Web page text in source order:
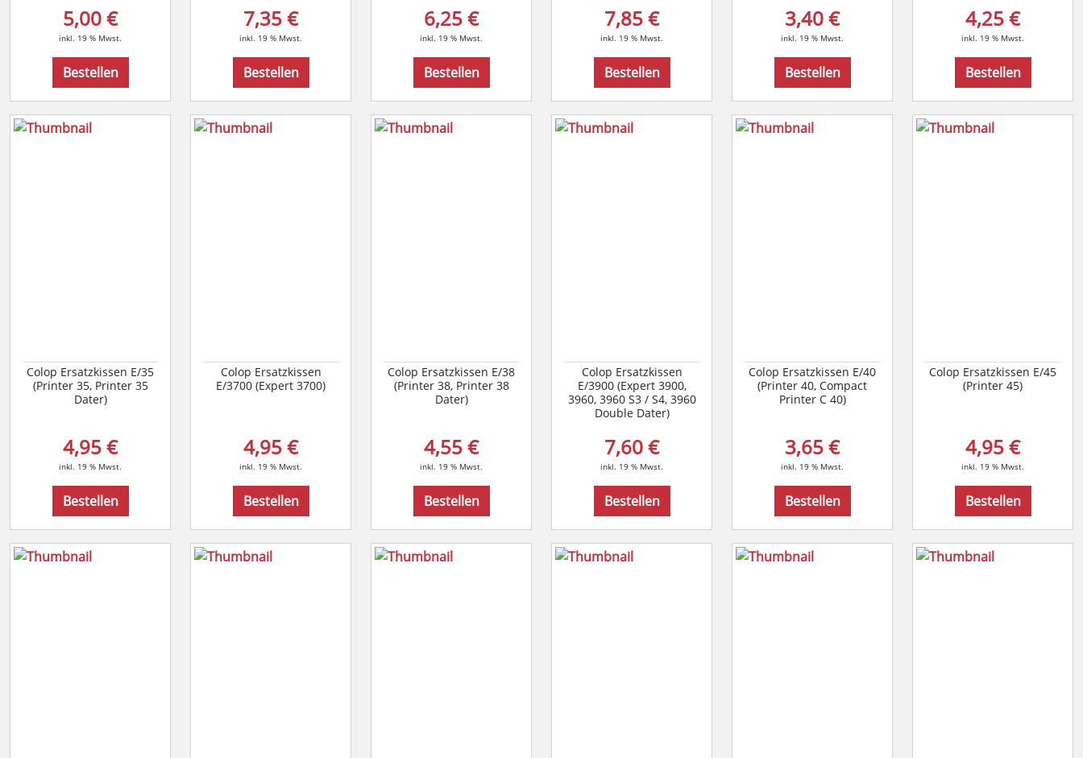
5,00 €
inkl. 19 % Mwst.
Bestellen
7,35 €
inkl. 19 % Mwst.
Bestellen
6,25 €
inkl. 19 % Mwst.
Bestellen
7,85 €
inkl. 19 % Mwst.
Bestellen
3,40 €
inkl. 19 % Mwst.
Bestellen
4,25 €
inkl. 19 % Mwst.
Bestellen
Colop Ersatzkissen E/35
(Printer 35, Printer 35
Dater)
4,95 €
inkl. 19 % Mwst.
Bestellen
Colop Ersatzkissen
E/3700 (Expert 3700)
4,95 €
inkl. 19 % Mwst.
Bestellen
Colop Ersatzkissen E/38
(Printer 38, Printer 38
Dater)
4,55 €
inkl. 19 % Mwst.
Bestellen
Colop Ersatzkissen
E/3900 (Expert 3900,
3960, 3960 S3 / S4, 3960
Double Dater)
7,60 €
inkl. 19 % Mwst.
Bestellen
Colop Ersatzkissen E/40
(Printer 40, Compact
Printer C 40)
3,65 €
inkl. 19 % Mwst.
Bestellen
Colop Ersatzkissen E/45
(Printer 45)
4,95 €
inkl. 19 % Mwst.
Bestellen